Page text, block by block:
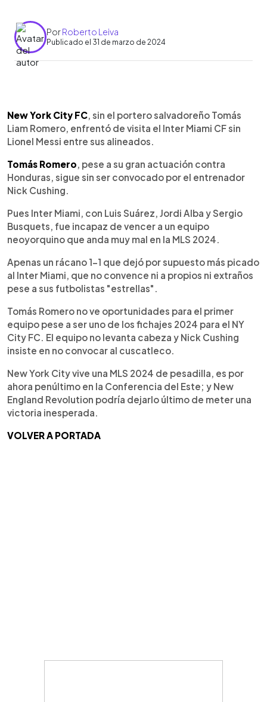
PorRoberto Leiva
Publicado el 31 de marzo de 2024
► Escuchar artículo
New York City FC , sin el portero salvadoreño Tomás
Liam Romero, enfrentó de visita el Inter Miami CF sin
Lionel Messi entre sus alineados.
Tomás Romero , pese a su gran actuación contra
Honduras, sigue sin ser convocado por el entrenador
Nick Cushing.
Pues Inter Miami, con Luis Suárez, Jordi Alba y Sergio
Busquets, fue incapaz de vencer a un equipo
neoyorquino que anda muy mal en la MLS 2024.
Apenas un rácano 1-1 que dejó por supuesto más picado
al Inter Miami, que no convence ni a propios ni extraños
pese a sus futbolistas "estrellas".
Tomás Romero no ve oportunidades para el primer
equipo pese a ser uno de los fichajes 2024 para el NY
City FC. El equipo no levanta cabeza y Nick Cushing
insiste en no convocar al cuscatleco.
New York City vive una MLS 2024 de pesadilla, es por
ahora penúltimo en la Conferencia del Este; y New
England Revolution podría dejarlo último de meter una
victoria inesperada.
VOLVER A PORTADA